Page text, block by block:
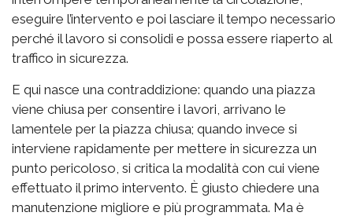
eseguire l’intervento e poi lasciare il tempo necessario
perché il lavoro si consolidi e possa essere riaperto al
traffico in sicurezza.
E qui nasce una contraddizione: quando una piazza
viene chiusa per consentire i lavori, arrivano le
lamentele per la piazza chiusa; quando invece si
interviene rapidamente per mettere in sicurezza un
punto pericoloso, si critica la modalità con cui viene
effettuato il primo intervento. È giusto chiedere una
manutenzione migliore e più programmata. Ma è